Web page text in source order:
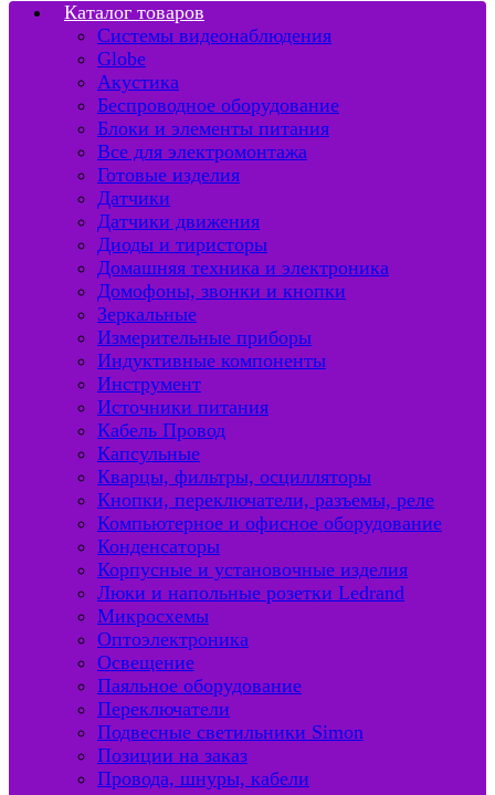
Каталог товаров
Системы видеонаблюдения
Globe
Акустика
Беспроводное оборудование
Блоки и элементы питания
Все для электромонтажа
Готовые изделия
Датчики
Датчики движения
Диоды и тиристоры
Домашняя техника и электроника
Домофоны, звонки и кнопки
Зеркальные
Измерительные приборы
Индуктивные компоненты
Инструмент
Источники питания
Кабель Провод
Капсульные
Кварцы, фильтры, осцилляторы
Кнопки, переключатели, разъемы, реле
Компьютерное и офисное оборудование
Конденсаторы
Корпусные и установочные изделия
Люки и напольные розетки Ledrand
Микросхемы
Оптоэлектроника
Освещение
Паяльное оборудование
Переключатели
Подвесные светильники Simon
Позиции на заказ
Провода, шнуры, кабели